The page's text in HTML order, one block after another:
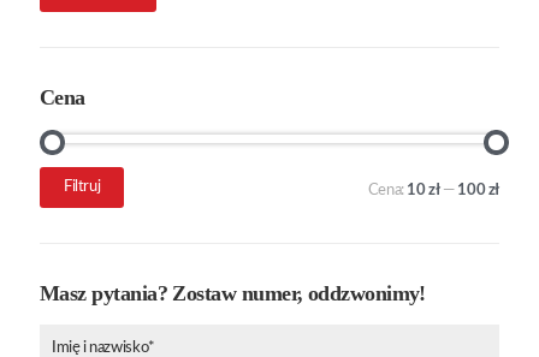
Cena
Cena
Cena
Filtruj Cena: 10 zł— 100 zł
Masz pytania? Zostaw numer, oddzwonimy!
Imię i nazwisko*